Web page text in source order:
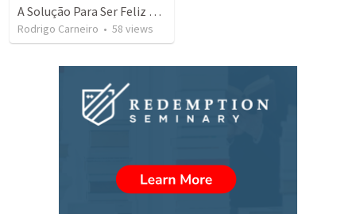
A Solução Para Ser Feliz na Família
Rodrigo Carneiro • 58 views